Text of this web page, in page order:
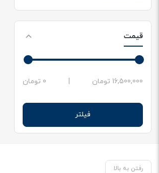
هارد دیسک اینترنال
قیمت
حداقل
حداکثر
0 تومان 16,500,000 تومان
فیلتر
رفتن به بالا